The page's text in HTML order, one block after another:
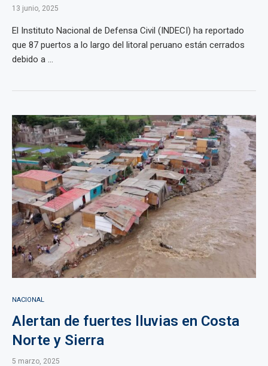
13 junio, 2025
El Instituto Nacional de Defensa Civil (INDECI) ha reportado
que 87 puertos a lo largo del litoral peruano están cerrados
debido a ...
NACIONAL
Alertan de fuertes lluvias en Costa
Norte y Sierra
5 marzo, 2025